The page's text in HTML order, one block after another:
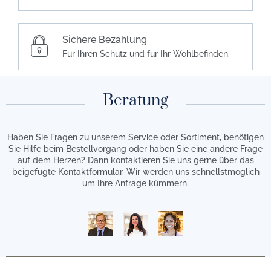
Sichere Bezahlung
Für Ihren Schutz und für Ihr Wohlbefinden.
Beratung
Haben Sie Fragen zu unserem Service oder Sortiment, benötigen
Sie Hilfe beim Bestellvorgang oder haben Sie eine andere Frage
auf dem Herzen? Dann kontaktieren Sie uns gerne über das
beigefügte Kontaktformular. Wir werden uns schnellstmöglich
um Ihre Anfrage kümmern.